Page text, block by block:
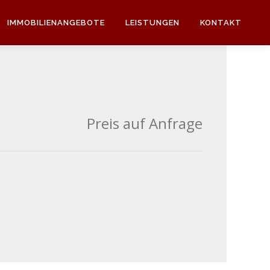
IMMOBILIENANGEBOTE LEISTUNGEN KONTAKT
Preis auf Anfrage